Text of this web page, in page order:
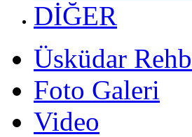
DİĞER
Üsküdar
Foto Galeri
Video